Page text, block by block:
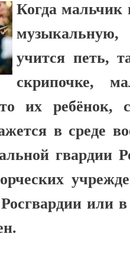
Когда мальчик
учится петь,
скрипочке,
их ребёнок,
в среде
гвардии
Росгвардии